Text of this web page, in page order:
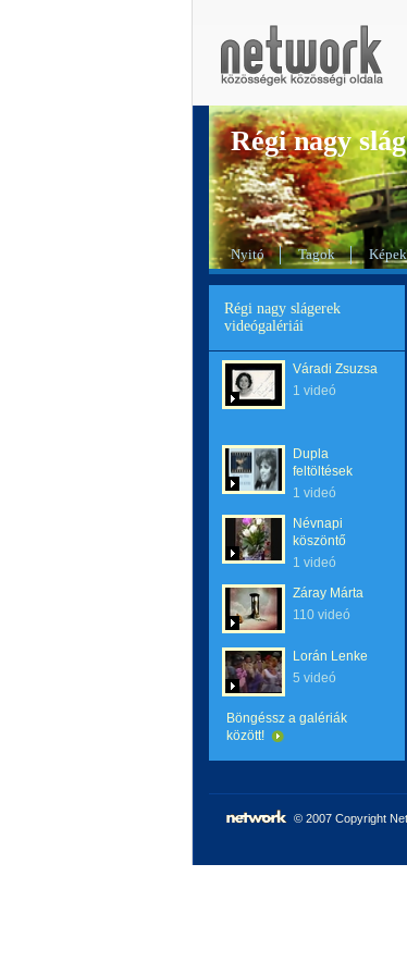
Régi nagy
Nyitó Tagok Képek
Régi nagy slágerek
videógalériái
Váradi Zsuzsa
1 videó
Dupla
feltöltések
1 videó
Névnapi
köszöntő
1 videó
Záray Márta
110 videó
Lorán Lenke
5 videó
Böngéssz a galériák
között!
© 2007 Copyright